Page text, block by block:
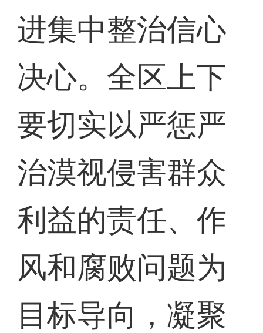
进集中整治信心
决心。全区上下
要切实以严惩严
治漠视侵害群众
利益的责任、作
风和腐败问题为
目标导向，凝聚